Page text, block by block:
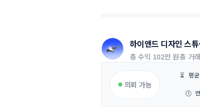
하이앤드 디자인 스
오
총 수익 102만 원총 거래
의뢰 가능
⏳ 평
🕔